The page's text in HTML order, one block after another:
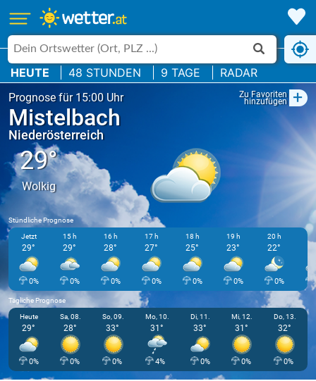
HEUTE 48 STUNDEN 9 TAGE RADAR
Prognose für 15:00 Uhr Zu Favoriten
hinzufügen +
Mistelbach
Niederösterreich
29°
Wolkig
Stündliche Prognose
Jetzt
29°
0%
15 h
29°
0%
16 h
28°
0%
17 h
27°
0%
18 h
25°
0%
19 h
23°
0%
20 h
22°
0%
Tägliche Prognose
Heute
29°
0%
Sa, 08.
28°
0%
So, 09.
33°
0%
Mo, 10.
31°
4%
Di, 11.
33°
0%
Mi, 12.
31°
0%
Do, 13.
32°
0%